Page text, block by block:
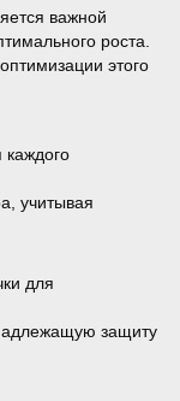
важной
роста.
этого
каждого
учитывая
для
защиту